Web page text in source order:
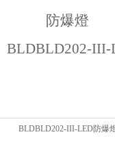
BLDBLD202-III-LED防爆